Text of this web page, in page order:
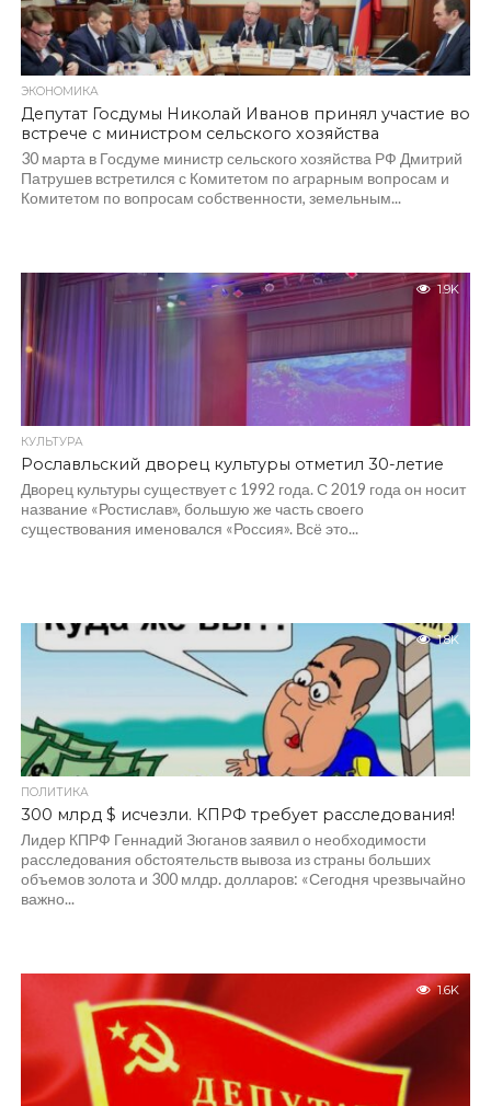
ЭКОНОМИКА
Депутат Госдумы Николай Иванов принял участие во
встрече с министром сельского хозяйства
30 марта в Госдуме министр сельского хозяйства РФ Дмитрий
Патрушев встретился с Комитетом по аграрным вопросам и
Комитетом по вопросам собственности, земельным...
1.9K
КУЛЬТУРА
Рославльский дворец культуры отметил 30-летие
Дворец культуры существует с 1992 года. С 2019 года он носит
название «Ростислав», большую же часть своего
существования именовался «Россия». Всё это...
1.8K
ПОЛИТИКА
300 млрд $ исчезли. КПРФ требует расследования!
Лидер КПРФ Геннадий Зюганов заявил о необходимости
расследования обстоятельств вывоза из страны больших
объемов золота и 300 млдр. долларов: «Сегодня чрезвычайно
важно...
1.6K